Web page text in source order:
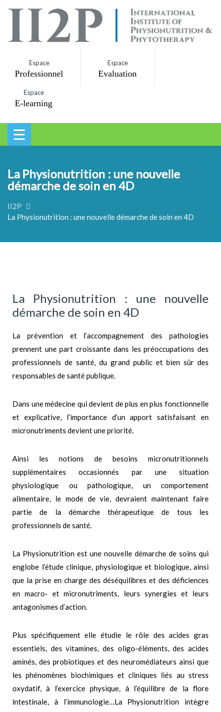
Espace
Professionnel
Espace
Evaluation
Espace
E-learning
La Physionutrition : une nouvelle
démarche de soin en 4D
II2P
La Physionutrition : une nouvelle démarche de soin en 4D
La Physionutrition : une nouvelle
démarche de soin en 4D
La prévention et l’accompagnement des pathologies
prennent une part croissante dans les préoccupations des
professionnels de santé, du grand public et bien sûr des
responsables de santé publique.
Dans une médecine qui devient de plus en plus fonctionnelle
et explicative, l’importance d’un apport satisfaisant en
micronutriments devient une priorité.
Ainsi les notions de besoins micronutritionnels
supplémentaires occasionnés par une situation
physiologique ou pathologique, un comportement
alimentaire, le mode de vie, devraient maintenant faire
partie de la démarche thérapeutique de tous les
professionnels de santé.
La Physionutrition est une nouvelle démarche de soins qui
englobe l’étude clinique, physiologique et biologique, ainsi
que la prise en charge des déséquilibres et des déficiences
en macro- et micronutriments, leurs synergies et leurs
antagonismes d’action.
Plus spécifiquement elle étudie le rôle des acides gras
essentiels, des vitamines, des oligo-éléments, des acides
aminés, des probiotiques et des neuromédiateurs ainsi que
les phénomènes biochimiques et cliniques liés au stress
oxydatif, à l’exercice physique, à l’équilibre de la flore
intestinale, à l’immunologie…La Physionutrition intègre